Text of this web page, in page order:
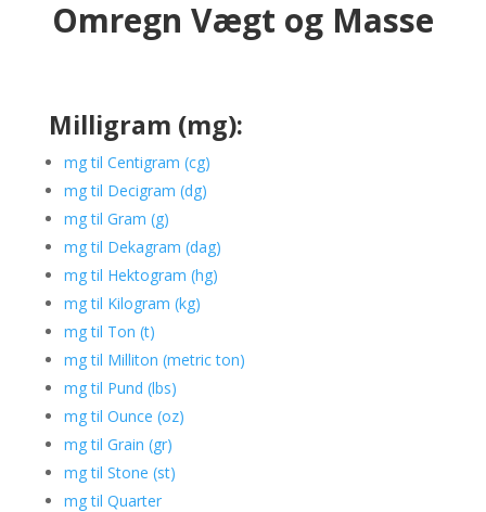
Omregn Vægt og Masse
Milligram (mg):
mg til Centigram (cg)
mg til Decigram (dg)
mg til Gram (g)
mg til Dekagram (dag)
mg til Hektogram (hg)
mg til Kilogram (kg)
mg til Ton (t)
mg til Milliton (metric ton)
mg til Pund (lbs)
mg til Ounce (oz)
mg til Grain (gr)
mg til Stone (st)
mg til Quarter